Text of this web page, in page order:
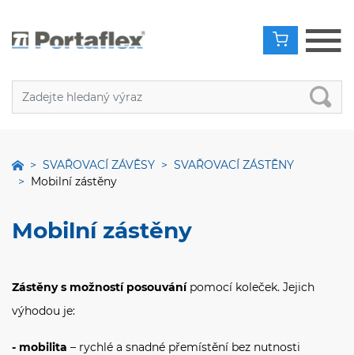
SVAŘOVACÍ ZÁVĚSY
SVAŘOVACÍ ZÁSTĚNY
Mobilní zástěny
Mobilní zástěny
Zástěny s možností posouvání pomocí koleček. Jejich
výhodou je:
- mobilita – rychlé a snadné přemístění bez nutnosti